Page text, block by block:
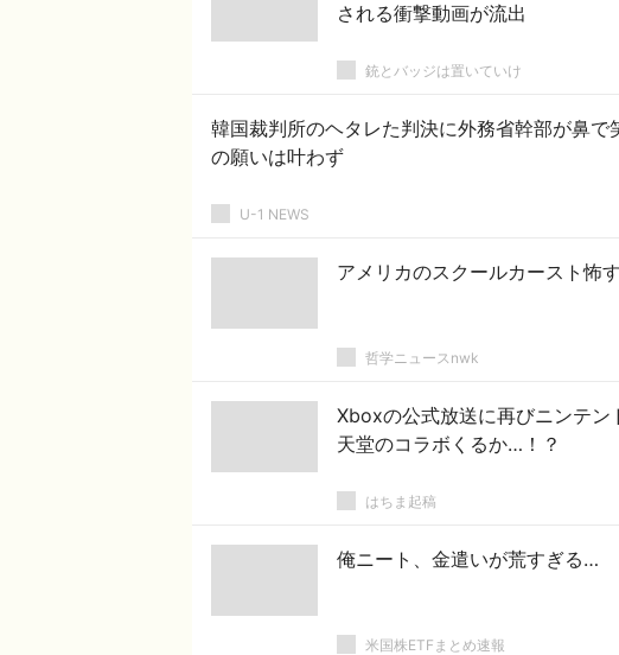
される衝撃動画が流出
銃とバッジは置いていけ
韓国裁判所のヘタレた判決に外務省幹部が鼻
の願いは叶わず
U-1 NEWS
アメリカのスクールカースト怖
哲学ニュースnwk
Xboxの公式放送に再びニンテ
天堂のコラボくるか…！？
はちま起稿
俺ニート、金遣いが荒すぎる…
米国株ETFまとめ速報